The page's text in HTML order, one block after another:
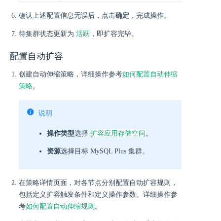
确认上述配置信息无误后，点击确定 ，完成操作。
待集群状态更新为 活跃 ，即扩容完毕。
配置自动扩容
创建自动伸缩策略，详细操作参考如何配置自动伸缩
策略。
说明
操作类型选择 扩容应用存储空间。
资源选择目标 MySQL Plus 集群。
在策略详情页面，对各节点分别配置自动扩容规则，
包括定义扩容触发条件和定义操作参数。详细操作参
考如何配置自动伸缩规则 。